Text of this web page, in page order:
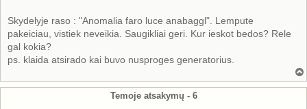
a
r
t
n
ė
Skydelyje raso : "Anomalia faro luce anabaggl". Lempute
pakeiciau, vistiek neveikia. Saugikliai geri. Kur ieskot bedos? Rele
gal kokia?
ps. klaida atsirado kai buvo nusproges generatorius.
i
Temoje atsakymų - 6